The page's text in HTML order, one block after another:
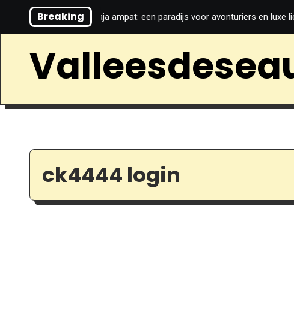
Breaking
wijn Raja ampat: een paradijs voor avonturiers en luxe
ck4444 login